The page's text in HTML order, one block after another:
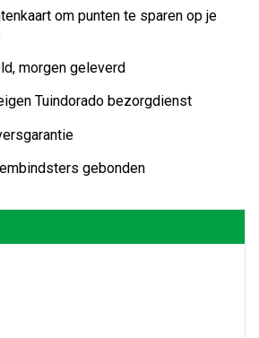
om punten te sparen op je
morgen geleverd
Tuindorado bezorgdienst
gebonden